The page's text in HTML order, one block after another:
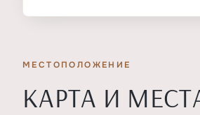
МЕСТОПОЛОЖЕНИЕ
КАРТА И